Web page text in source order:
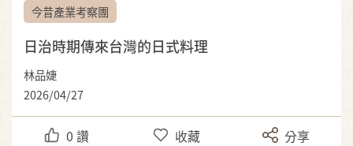
今昔產業考察團
日治時期傳來台灣的日式料理
林品婕
2026/04/27
0 讚 收藏 分享